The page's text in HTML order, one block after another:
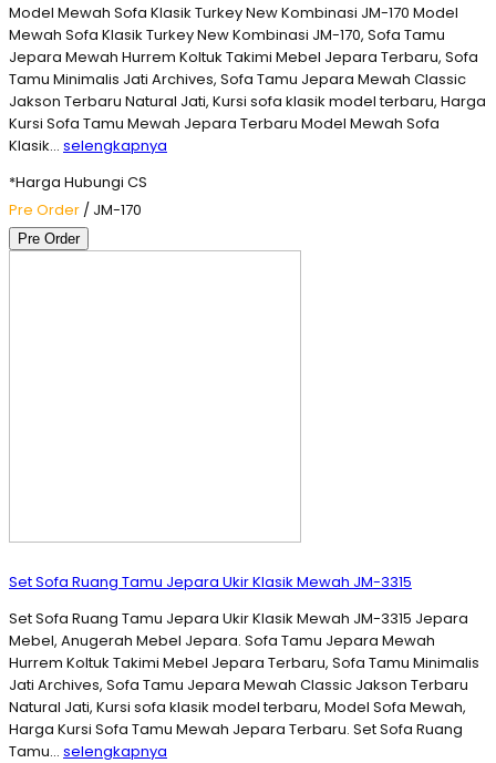
Model Mewah Sofa Klasik Turkey New Kombinasi JM-170 Model
Mewah Sofa Klasik Turkey New Kombinasi JM-170, Sofa Tamu
Jepara Mewah Hurrem Koltuk Takimi Mebel Jepara Terbaru, Sofa
Tamu Minimalis Jati Archives, Sofa Tamu Jepara Mewah Classic
Jakson Terbaru Natural Jati, Kursi sofa klasik model terbaru, Harga
Kursi Sofa Tamu Mewah Jepara Terbaru Model Mewah Sofa
Klasik… selengkapnya
*Harga Hubungi CS
Pre Order / JM-170
Pre Order
Set Sofa Ruang Tamu Jepara Ukir Klasik Mewah JM-3315
Set Sofa Ruang Tamu Jepara Ukir Klasik Mewah JM-3315 Jepara
Mebel, Anugerah Mebel Jepara. Sofa Tamu Jepara Mewah
Hurrem Koltuk Takimi Mebel Jepara Terbaru, Sofa Tamu Minimalis
Jati Archives, Sofa Tamu Jepara Mewah Classic Jakson Terbaru
Natural Jati, Kursi sofa klasik model terbaru, Model Sofa Mewah,
Harga Kursi Sofa Tamu Mewah Jepara Terbaru. Set Sofa Ruang
Tamu… selengkapnya